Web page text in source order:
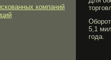
компаний
5,1
гοда.